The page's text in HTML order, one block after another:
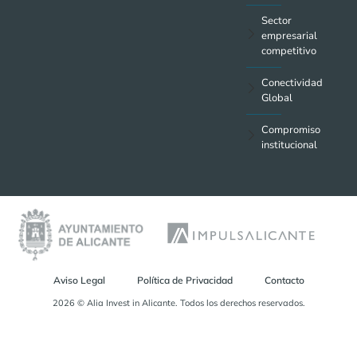
Sector
empresarial
competitivo
Conectividad
Global
Compromiso
institucional
Aviso Legal Política de Privacidad Contacto
2026 © Alia Invest in Alicante. Todos los derechos reservados.